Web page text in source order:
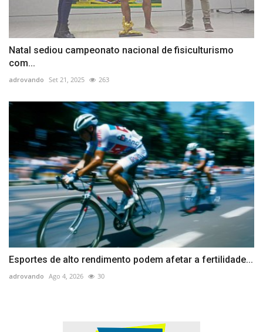
Natal sediou campeonato nacional de fisiculturismo
com...
adrovando Set 21, 2025 263
Esportes de alto rendimento podem afetar a fertilidade...
adrovando Ago 4, 2026 30